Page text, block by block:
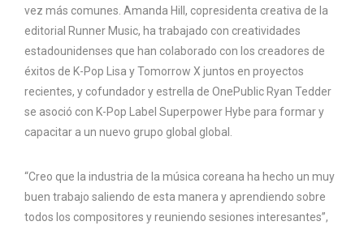
vez más comunes. Amanda Hill, copresidenta creativa de la
editorial Runner Music, ha trabajado con creatividades
estadounidenses que han colaborado con los creadores de
éxitos de K-Pop Lisa y Tomorrow X juntos en proyectos
recientes, y cofundador y estrella de OnePublic Ryan Tedder
se asoció con K-Pop Label Superpower Hybe para formar y
capacitar a un nuevo grupo global global.
“Creo que la industria de la música coreana ha hecho un muy
buen trabajo saliendo de esta manera y aprendiendo sobre
todos los compositores y reuniendo sesiones interesantes”,